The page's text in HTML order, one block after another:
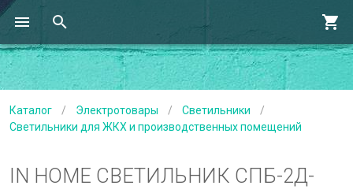
Каталог / Электротовары / Светильники
/
Светильники для ЖКХ и производственных помещений
IN HOME СВЕТИЛЬНИК СПБ-2Д-